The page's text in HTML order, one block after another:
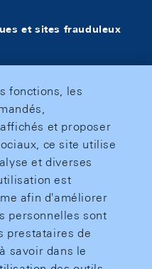
et sites frauduleux
fonctions, les
et proposer
ce site utilise
et diverses
est
afin d'améliorer
personnelles sont
prestataires de
savoir dans le